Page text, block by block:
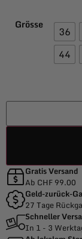
Grösse 36
44
Gratis Versand
Ab CHF 99.00
Geld-zurück-
27 Tage
Schneller
In 1 - 3